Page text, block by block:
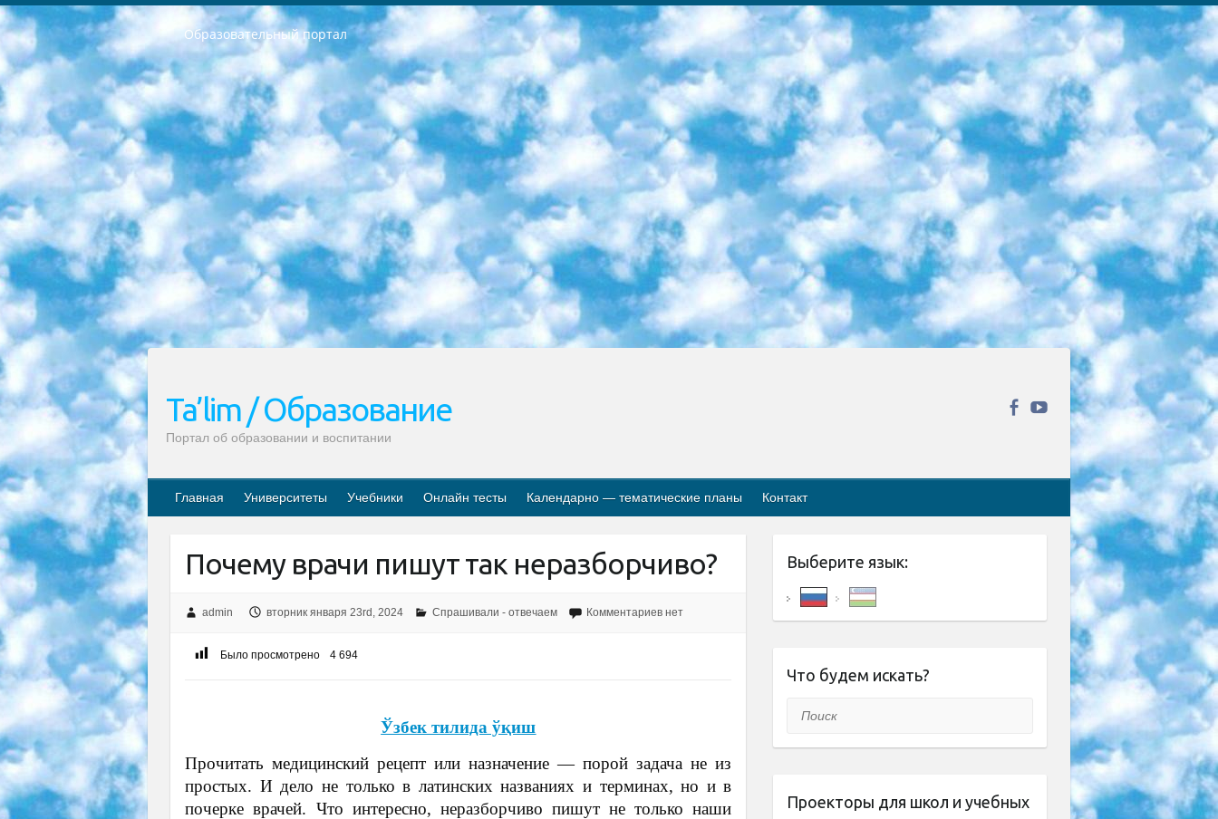
Образовательный портал
РЕСПУБЛИКА УЗБЕКИСТАН МИНИСТРЕРСТВО ДОШКОЛЬНОГО И ШКОЛЬНОГО ОБРАЗОВАНИЯ КОМАНДА в общеобразовательных учреждениях в 2023-2024 учебном году организация и проведение итоговой государственной аттестации обучающихся о Министра дошкольного и школьного образования Республики Узбекистан от 4 марта 2008 года (постановлением Минюста от 20 марта 2008 года № 1778 государственной регистрации) «Итоговое состояние учащихся общего среднего образования на основании положения об утверждении положения об аттестации общего среднего образования выпускной экзамен студентов в образовательных учреждениях в 2023-2024 учебном году В целях организации и прохождения аттестации приказываю: 1. Следующее: перечень предметов, по которым будет проводиться итоговая государственная аттестация и экзамен формы перевода согласно приложению 1; сертификаты международного образца, оценивающие уровень владения иностранными языками перечень согласно приложению 2; 2. Педагогический при специализированных образовательных учреждениях. научно-практический центр квалификации и международной оценки (Д.Давидова) 2024 г. До 25 марта: задания по предметам, по которым будет проводиться итоговая аттестация разработка и утверждение технических условий; итоговая аттестация на основании разработанного предметного задания разработка вопросов по предметам (устно и письменно), экзамен передача; общеобразовательные средние школы и специальные учебные заведения учащиеся выпускных классов школ и интернатов в агентской системе подготовка базы данных экзаменационных материалов и критериев оценки; перевод базы экзаменационных материалов на все языки обучения подать в Республиканский образовательный центр для изготовления; варианты экзаменов на основе разработанных контрольных материалов пусть будут поставлены задачи формирования. 3. Республиканский образовательный центр (Ш.Худайкулов) до 5 апреля 2024 года. до: база данных предоставленных экзаменационных материалов на все языки обучения перевод и экспертиза; для слепых, слабовидящих, глухих, слабослышащих и умственно отсталых детей учащиеся выпускных классов специализированных школ и школ-интернатов база данных экзаменационных материалов на всех преподаваемых языках подготовка критериев оценки; специализированные школы для умственно отсталых детей и технологии для учащихся выпускных классов школ-интернатов разработка соответствующих рекомендаций и критериев проведения ЕГЭ по естествознанию давать задания. 4. Педагогический при специализированных образовательных учреждениях. Научно-практический центр навыков и международной оценки (Д.Давидова), Республика образовательный центр (Худайкулов Ш.) итоговый государственный аттестационный экзамен ориентирован на творческое и логическое мышление при подготовке базы материалов учитывать введение заданий. 5. Следует отметить, что: сертификат государственного образца о знании общеобразовательного предмета и как минимум национальный уровень B1 по предметам на иностранных языках, указанным в Приложении 2. или международно признанный сертификат эквивалентного уровня студенты, изучающие определенный предмет, освобождаются от экзамена; по соответствующим предметам запланирована итоговая государственная аттестация за день до дня, путем жеребьевки Рабочей группой (в письменной форме по предметам, проводимым в форме) из числа сформированных вариантов выбрано 2 варианта; 2 выбранных варианта экзамена анонсированы на официальном сайте министерства и все выпускники по всей стране на основе этих вариантов проводит итоговую государственную аттестацию. 6. Государственное образование учащихся средних общеобразовательных учреждений. знания в соответствии с квалификационными требованиями, которые необходимо приобрести на основании стандартов итоговый (выпускной) контроль для 9 и 11 классов в целях тестирования Экзамены (далее – экзамены) состоят из предметов, перечисленных в приложении 1. будет сделано. 7. Экзамены пройдут с 26 мая по 15 июня 2024 г. (кроме науки физического воспитания). 8. Физическая для учащихся 9 классов общесредних образовательных учреждений. Экзамены по предмету «Образование, квалификация медицина» 1-6 мая 2024 года. сотрудники перевести под присмотр (с отклонениями в физическом или умственном развитии) специализированная школа для детей, школы-интернаты и со сколиозом школы-интернаты санаторного типа для больных детей исключены). 9. Он был слепым, слабовидящим и имел нарушения опорно-двигательного аппарата. экзамены в специализированных школах и интернатах для детей должны проводиться исходя из требований, предъявляемых к общеобразовательным учреждениям (физкультура кроме науки). 10. Специализированная школа для глухих и слабослышащих детей. и экзамены в интернатах и быть реализован в виде письменного теста по математике. 11. Специальность для умственно отсталых детей. Для 9 класса Родной язык и литературное письмо Государственный язык (язык обучения – узбекский). для неклассов) написано Математическое письмо Письменная/устная история Узбекистана Физическое воспитание практично Итоговый контроль Для 11 класса Написание родного языка и литературы (эссе) Математическое письмо Узбекский язык (обучение на узбекском языке) не посещающее общее среднее образование для учреждений)/Образовательное учреждение выбор письменный и устный Иностранный язык письменный/устный Письменная/устная история Узбекистана *По выбору студента:  Химия  Физика  Основы государственного права  География 10 бесплатных образовательных ресурсов - Мы составили подборку онлайн-проектов с интерактивными упражнениями, видеолекциями и статьями. Они помогут вам обрести новые и освежить старые знания бесплатно. 1. «ИНТУИТ» Старейшая образовательная площадка Рунета. Здесь вы найдёте сотни текстовых и видеокурсов на десятки различных тем — от программирования до психологии. Многие курсы подготовлены российскими университетами и крупными международными компаниями вроде Intel и Microsoft. Самостоятельное обучение бесплатное, но желающие могут оплатить услуги персональных наставников. 2. «Смартия» знакомит с актуальными профессиями и подсказывает, как им обучаться. Выбрав заинтересовавшую вас специальность — SMM-специалист, фотограф, веб-дизайнер или другую, — увидите список необходимых для неё умений. Чтобы вы могли освоить их самостоятельно, для каждого умения площадка отображает подборку ссылок на учебные материалы. Хотя «Смартия» ориентируется на русскоязычную аудиторию, часть контента всё же доступна только на английском. 3. «Лекторий Физтеха» Проект Московского физико-технического института (Физтеха). С его помощью вы можете смотреть онлайн серии лекций, записанные на видео в этом вузе. В числе доступных предметов — физика, биология, химия, информационные технологии и другие. К некоторым лекциям администрация ресурса прилагает готовые конспекты, которые можно скачивать в PDF-формате. 4. ITMOcourses Онлайн-площадка Санкт-Петербургского национального исследовательского университета информационных технологий, механики и оптики (ИТМО). Ресурс предоставляет свободный доступ к курсам, разработанным в этом вузе. Каталог материалов разбит на четыре категории: «Оптические системы и технологии», «Приборостроение и робототехника», «Информационные технологии» и «Биотехнологии». Курсы состоят из видеолекций, интерактивных демонстраций и заданий. 5. «КиберЛенинка» Электронная научная библиотека открытого доступа. Каталог площадки регулярно обрастает текстами статей из различных научных изданий. Сгруппированные по журналам и рубрикам публикации можно читать онлайн или скачивать целиком в PDF-формате. Проект нацелен на популяризацию науки за счёт открытого доступа к качественной информации. 6. «ПостНаука» На этом ресурсе публикуют подборки видеолекций, составленные экспертами из разных отраслей и объединённые общими темами. Среди них, к примеру, есть серии «Биоинформатика и геномика», «Культура средневековой Скандинавии» и Cinema Studies о теории кино. Каждая подборка лекций — логически связанная история, рассказанная экспертом от первого лица. Кроме того, на сайте появляются научно-образовательные статьи и тесты на разные темы. 7. «Newочём» Команда проекта «Newочём» отбирает самые интересные тексты из англоязычных СМИ и переводит те из них, за которые голосуют участники сообщества «ВКонтакте». По большей части это научно-популярные статьи. Редакторы придумывают лишь заголовки, в остальном содержание переводов соответствует оригиналам. Полные тексты можно читать прямо в социальной сети. 8. InternetUrok Онлайн-база материалов по основным дисциплинам школьной программы. Информация на сайте структурирована по классам, предметам и темам (урокам). Каждый урок состоит из видеолекций и конспектов. Есть также интерактивные тренажёры и тесты для закрепления пройденного материала. Даже если вы давно окончили школу, возможность повторить программу старших классов всегда может пригодиться. 9. Edutainme Ещё один ресурс об образовании. В отличие от Newtonew, как мне кажется, Edutainme больше ориентируется на представителей индустрии: педагогов, предпринимателей, разработчиков образовательных проектов. Но и любой, кто просто стремится к саморазвитию, найдёт на сайте много полезного и интересного для себя. Например, информацию о новых курсах и образовательных сервисах. 10. Newtonew Онлайн-медиа об образовании и обучении в широком смысле. Авторы Newtonew пишут об инструментах, заведениях, тактиках и стратегиях, которые помогают учить других и получать новые знания самостоятельно. На этой площадке вы найдёте новости, обзоры, аналитические мат
Ta’lim / Образование
Портал об образовании и воспитании
Главная Университеты Учебники Онлайн тесты Календарно — тематические планы Контакт
Почему врачи пишут так неразборчиво?
admin вторник января 23rd, 2024 Спрашивали - отвечаем Комментариев нет
Было просмотрено 4 694
Ўзбек тилида ўқиш
Прочитать медицинский рецепт или назначение — порой задача не из
простых. И дело не только в латинских названиях и терминах, но и в
почерке врачей. Что интересно, неразборчиво пишут не только наши
Выберите язык:
Что будем искать?
Поиск
Проекторы для школ и учебных